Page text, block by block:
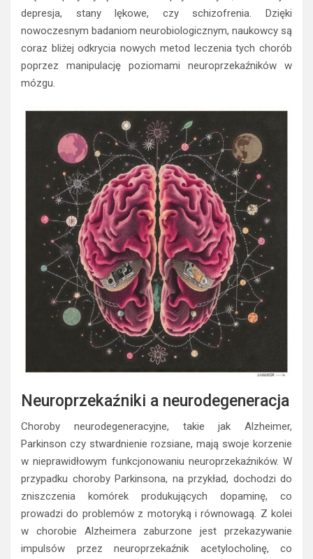
depresja, stany lękowe, czy schizofrenia. Dzięki
nowoczesnym badaniom neurobiologicznym, naukowcy są
coraz bliżej odkrycia nowych metod leczenia tych chorób
poprzez manipulację poziomami neuroprzekaźników w
mózgu.
Neuroprzekaźniki a neurodegeneracja
Choroby neurodegeneracyjne, takie jak Alzheimer,
Parkinson czy stwardnienie rozsiane, mają swoje korzenie
w nieprawidłowym funkcjonowaniu neuroprzekaźników. W
przypadku choroby Parkinsona, na przykład, dochodzi do
zniszczenia komórek produkujących dopaminę, co
prowadzi do problemów z motoryką i równowagą. Z kolei
w chorobie Alzheimera zaburzone jest przekazywanie
impulsów przez neuroprzekaźnik acetylocholinę, co